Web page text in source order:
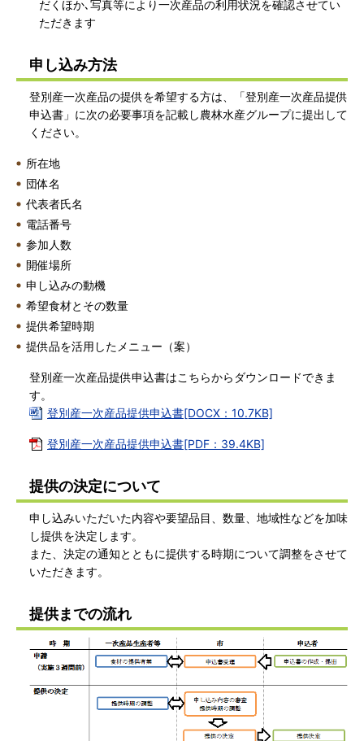
だくほか､写真等により一次産品の利用状況を確認させてい
ただきます
申し込み方法
登別産一次産品の提供を希望する方は、「登別産一次産品提供
申込書」に次の必要事項を記載し農林水産グループに提出して
ください。
所在地
団体名
代表者氏名
電話番号
参加人数
開催場所
申し込みの動機
希望食材とその数量
提供希望時期
提供品を活用したメニュー（案）
登別産一次産品提供申込書はこちらからダウンロードできま
す。
登別産一次産品提供申込書[DOCX：10.7KB]
登別産一次産品提供申込書[PDF：39.4KB]
提供の決定について
申し込みいただいた内容や要望品目、数量、地域性などを加味
し提供を決定します。
また、決定の通知とともに提供する時期について調整をさせて
いただきます。
提供までの流れ